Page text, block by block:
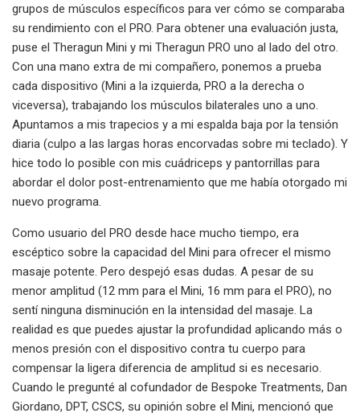
grupos de músculos específicos para ver cómo se comparaba
su rendimiento con el PRO. Para obtener una evaluación justa,
puse el Theragun Mini y mi Theragun PRO uno al lado del otro.
Con una mano extra de mi compañero, ponemos a prueba
cada dispositivo (Mini a la izquierda, PRO a la derecha o
viceversa), trabajando los músculos bilaterales uno a uno.
Apuntamos a mis trapecios y a mi espalda baja por la tensión
diaria (culpo a las largas horas encorvadas sobre mi teclado). Y
hice todo lo posible con mis cuádriceps y pantorrillas para
abordar el dolor post-entrenamiento que me había otorgado mi
nuevo programa.
Como usuario del PRO desde hace mucho tiempo, era
escéptico sobre la capacidad del Mini para ofrecer el mismo
masaje potente. Pero despejó esas dudas. A pesar de su
menor amplitud (12 mm para el Mini, 16 mm para el PRO), no
sentí ninguna disminución en la intensidad del masaje. La
realidad es que puedes ajustar la profundidad aplicando más o
menos presión con el dispositivo contra tu cuerpo para
compensar la ligera diferencia de amplitud si es necesario.
Cuando le pregunté al cofundador de Bespoke Treatments, Dan
Giordano, DPT, CSCS, su opinión sobre el Mini, mencionó que